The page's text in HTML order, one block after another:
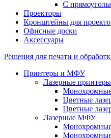
С
Проекторы
Кронштейны для
Офисные доски
Аксессуары
Решения для печати и
Принтеры и МФУ
Лазерные принтеры
Цветные
Цветные
Лазерные МФУ